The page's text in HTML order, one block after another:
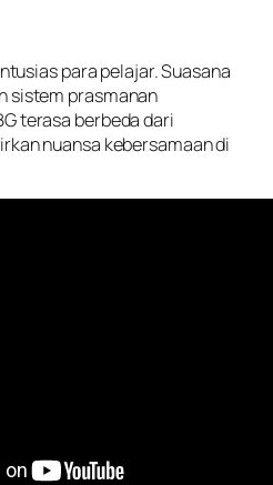
para pelajar. Suasana
sistem prasmanan
terasa berbeda dari
nuansa kebersamaan di